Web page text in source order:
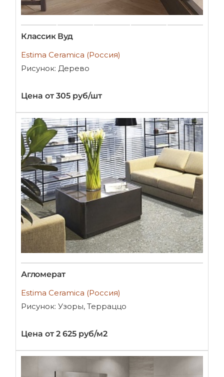
Классик Вуд
Estima Ceramica (Россия)
Рисунок: Дерево
Цена от 305 руб/шт
Агломерат
Estima Ceramica (Россия)
Рисунок: Узоры, Терраццо
Цена от 2 625 руб/м2